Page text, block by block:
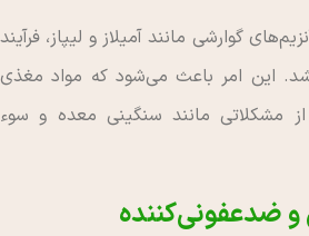
گوارشی مانند آمیلاز و لیپاز، فرآیند
این امر باعث می‌شود که مواد مغذی
مشکلاتی مانند سنگینی معده و سوء
ضدعفونی‌کننده